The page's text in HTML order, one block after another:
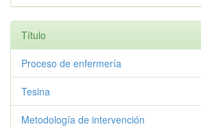
Título
Proceso de enfermería
Tesina
Metodología de intervención